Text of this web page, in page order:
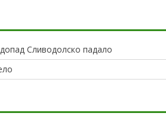
Сливодолско падало